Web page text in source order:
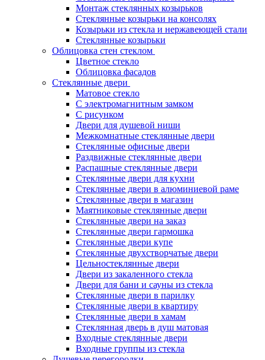
Монтаж стеклянных козырьков
Стеклянные козырьки на консолях
Козырьки из стекла и нержавеющей стали
Стеклянные козырьки
Облицовка стен стеклом
Цветное стекло
Облицовка фасадов
Стеклянные двери
Матовое стекло
С электромагнитным замком
С рисунком
Двери для душевой ниши
Межкомнатные стеклянные двери
Стеклянные офисные двери
Раздвижные стеклянные двери
Распашные стеклянные двери
Стеклянные двери для кухни
Стеклянные двери в алюминиевой раме
Стеклянные двери в магазин
Маятниковые стеклянные двери
Стеклянные двери на заказ
Стеклянные двери гармошка
Стеклянные двери купе
Стеклянные двухстворчатые двери
Цельностеклянные двери
Двери из закаленного стекла
Двери для бани и сауны из стекла
Стеклянные двери в парилку
Стеклянные двери в квартиру
Стеклянные двери в хамам
Стеклянная дверь в душ матовая
Входные стеклянные двери
Входные группы из стекла